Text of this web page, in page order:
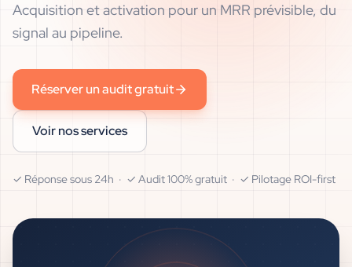
Acquisition et activation pour un MRR prévisible, du
signal au pipeline.
Réserver un audit gratuit
Voir nos services
✓ Réponse sous 24h · ✓ Audit 100% gratuit · ✓ Pilotage ROI-first